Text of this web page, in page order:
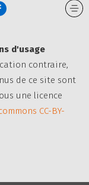
d'usage
contraire,
de ce site sont
une licence
CC-BY-